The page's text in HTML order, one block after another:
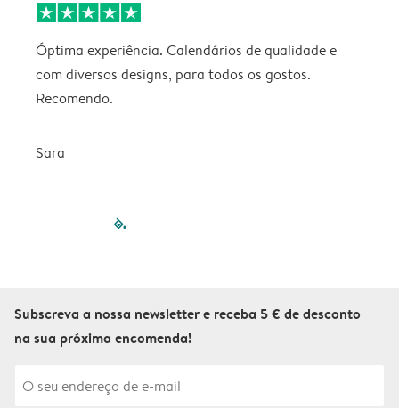
Óptima experiência. Calendários de qualidade e
com diversos designs, para todos os gostos.
Recomendo.
Sara
filled-pagination
Subscreva a nossa newsletter e receba 5 € de desconto
na sua próxima encomenda!